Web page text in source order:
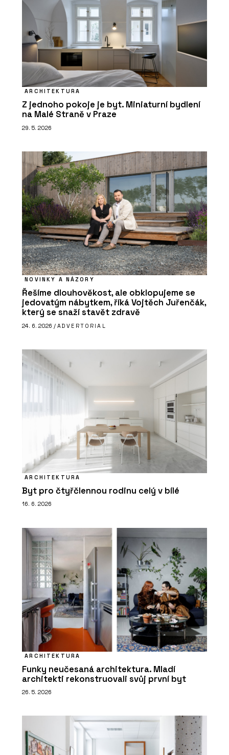
ARCHITEKTURA
Z jednoho pokoje je byt. Miniaturní bydlení
na Malé Straně v Praze
29. 5. 2026
NOVINKY A NÁZORY
Řešíme dlouhověkost, ale obklopujeme se
jedovatým nábytkem, říká Vojtěch Juřenčák,
který se snaží stavět zdravě
24. 6. 2026 / ADVERTORIAL
ARCHITEKTURA
Byt pro čtyřčlennou rodinu celý v bílé
16. 6. 2026
ARCHITEKTURA
Funky neučesaná architektura. Mladí
architekti rekonstruovali svůj první byt
26. 5. 2026